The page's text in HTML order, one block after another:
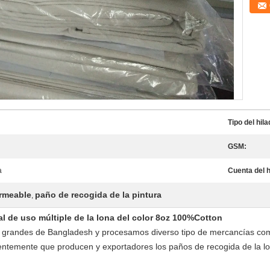
Tipo del
GSM:
Cuenta del
, paño de recogida de la pintura
de uso múltiple de la lona del color 8oz 100%Cotton
de Bangladesh y procesamos diverso tipo de mercancías
que producen y exportadores los paños de recogida de la